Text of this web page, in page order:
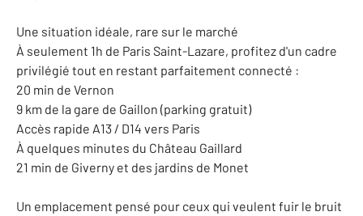
Une situation idéale, rare sur le marché
À seulement 1h de Paris Saint-Lazare, profitez d'un cadre
privilégié tout en restant parfaitement connecté :
20 min de Vernon
9 km de la gare de Gaillon (parking gratuit)
Accès rapide A13 / D14 vers Paris
À quelques minutes du Château Gaillard
21 min de Giverny et des jardins de Monet
Un emplacement pensé pour ceux qui veulent fuir le bruit